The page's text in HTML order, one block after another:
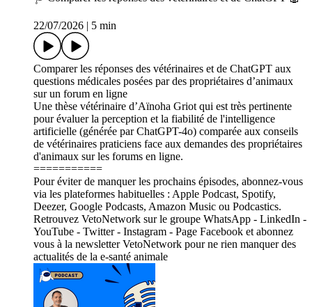
22/07/2026 5 min
Comparer les réponses des vétérinaires et de ChatGPT aux
questions médicales posées par des propriétaires d’animaux
sur un forum en ligne
Une thèse vétérinaire d’Aïnoha Griot qui est très pertinente
pour évaluer la perception et la fiabilité de l'intelligence
artificielle (générée par ChatGPT-4o) comparée aux conseils
de vétérinaires praticiens face aux demandes des propriétaires
d'animaux sur les forums en ligne.
===========
Pour éviter de manquer les prochains épisodes, abonnez-vous
via les plateformes habituelles : Apple Podcast, Spotify,
Deezer, Google Podcasts, Amazon Music ou Podcastics.
Retrouvez VetoNetwork sur le groupe WhatsApp - LinkedIn -
YouTube - Twitter - Instagram - Page Facebook et abonnez
vous à la newsletter VetoNetwork pour ne rien manquer des
actualités de la e-santé animale